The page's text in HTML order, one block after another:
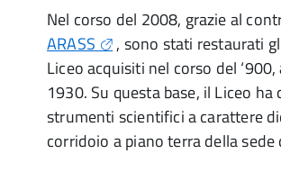
Nel corso del 2008, grazie al
ARASS
, sono stati restaurati
Liceo acquisiti nel corso del
1930. Su questa base, il Liceo
strumenti scientifici a carattere
corridoio a piano terra della sede